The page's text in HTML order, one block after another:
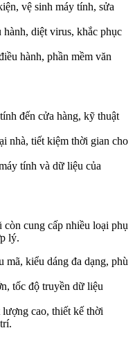
vệ sinh máy tính, sửa
hành, diệt virus, khắc phục
hành, phần mềm văn
đến cửa hàng, kỹ thuật
nhà, tiết kiệm thời gian cho
tính và dữ liệu của
cung cấp nhiều loại phụ
lý.
mã, kiểu dáng đa dạng, phù
tốc độ truyền dữ liệu
cao, thiết kế thời